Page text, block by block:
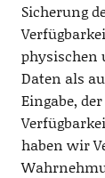
Sicherung
physischen
Daten als
Eingabe,
haben wir